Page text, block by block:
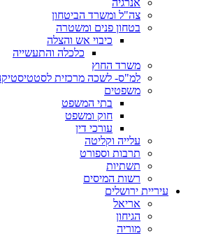
אנרגיה
צה"ל ומשרד הביטחון
בטחון פנים ומשטרה
כיבוי אש והצלה
כלכלה והתעשייה
משרד החוץ
למ"ס- לשכה מרכזית לסטטיסטיקה
משפטים
בתי המשפט
חוק ומשפט
עורכי דין
עלייה וקליטה
תרבות וספורט
תשתיות
רשות המיסים
עיריית ירושלים
אריאל
הגיחון
מוריה